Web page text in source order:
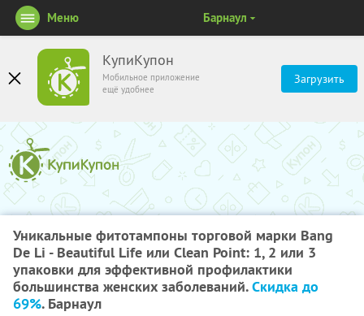
КупиКупон
Мобильное приложение
ещё удобнее
Загрузить
Меню Барнаул
Уникальные фитотампоны торговой марки Bang
De Li - Beautiful Life или Clean Point: 1, 2 или 3
упаковки для эффективной профилактики
большинства женских заболеваний.Скидка до
69%. Барнаул